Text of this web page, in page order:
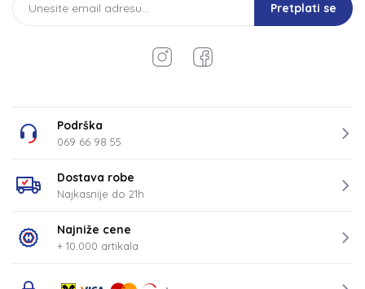
Pretplati se
Podrška
069 66 98 55
Dostava robe
Najkasnije do 21h
Najniže cene
+ 10.000 artikala